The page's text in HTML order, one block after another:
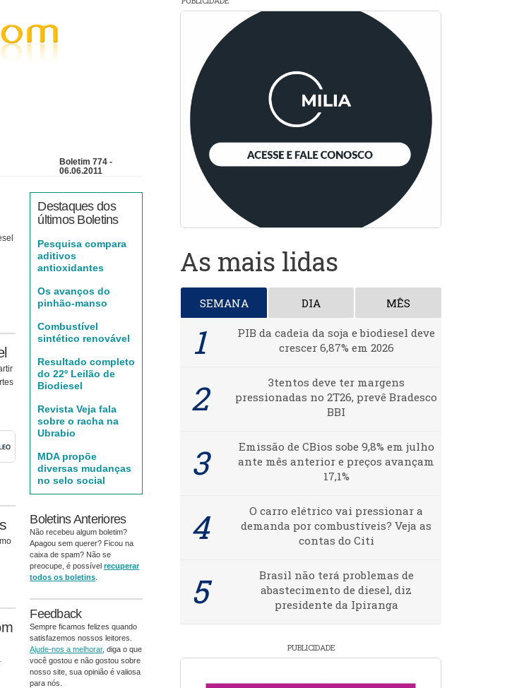
Boletim 774 -
06.06.2011
Destaques dos
últimos Boletins
Pesquisa compara
aditivos
antioxidantes
Os avanços do
pinhão-manso
Combustível
sintético renovável
Resultado completo
do 22º Leilão de
Biodiesel
Revista Veja fala
sobre o racha na
Ubrabio
MDA propõe
diversas mudanças
no selo social
Boletins Anteriores
Não recebeu algum boletim?
Apagou sem querer? Ficou na
caixa de spam? Não se
preocupe, é possívelrecuperar
todos os boletins
Feedback
Sempre ficamos felizes quando
satisfazemos nossos leitores.
Ajude-nos a melhorar, diga o que
você gostou e não gostou sobre
nosso site, sua opinião é valiosa
para nós.
As mais lidas
SEMANA DIA MÊS
PIB da cadeia da soja e biodiesel deve
crescer 6,87% em 2026
3tentos deve ter margens
pressionadas no 2T26, prevê Bradesco
BBI
Emissão de CBios sobe 9,8% em julho
ante mês anterior e preços avançam
17,1%
O carro elétrico vai pressionar a
demanda por combustíveis? Veja as
contas do Citi
Brasil não terá problemas de
abastecimento de diesel, diz
presidente da Ipiranga
PUBLICIDADE